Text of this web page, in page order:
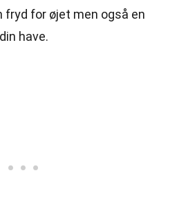
fryd for øjet men også en
have.